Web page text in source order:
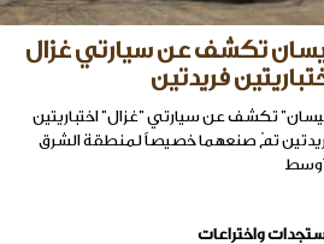
تكشف عن سيارتي غزال
فريدتين
تكشف عن سيارتي "غزال" اختباريتين
تمّ صنعهما خصيصاً لمنطقة الشرق
واختراعات